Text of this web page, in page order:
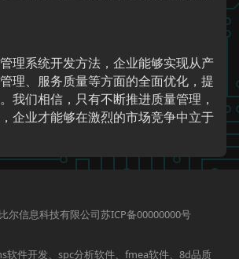
理系统开发方法，企业能够实现从产
理、服务质量等方面的全面优化，提
我们相信，只有不断推进质量管理，
企业才能够在激烈的市场竞争中立于
尔信息科技有限公司苏ICP备00000000号
软件开发、spc分析软件、fmea软件、8d品质